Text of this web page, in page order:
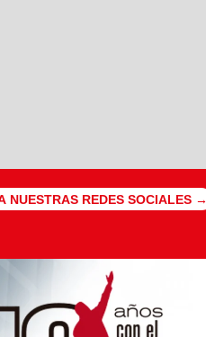
NUESTRAS REDES SOCIALES →